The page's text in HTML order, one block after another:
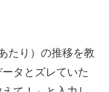
たり）の推移を教
タとズレていた